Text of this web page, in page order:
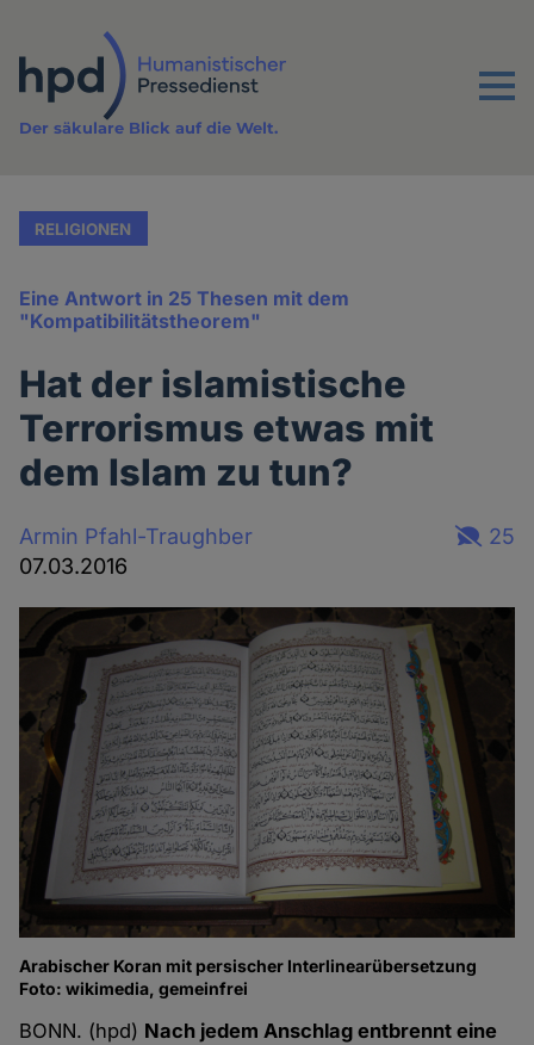
Inhalt
Menu
Der säkulare Blick auf die Welt.
RELIGIONEN
Eine Antwort in 25 Thesen mit dem
"Kompatibilitätstheorem"
Hat der islamistische
Terrorismus etwas mit
dem Islam zu tun?
Armin Pfahl-Traughber
07.03.2016
25
Arabischer Koran mit persischer Interlinearübersetzung
Foto: wikimedia, gemeinfrei
BONN. (hpd) Nach jedem Anschlag entbrennt eine